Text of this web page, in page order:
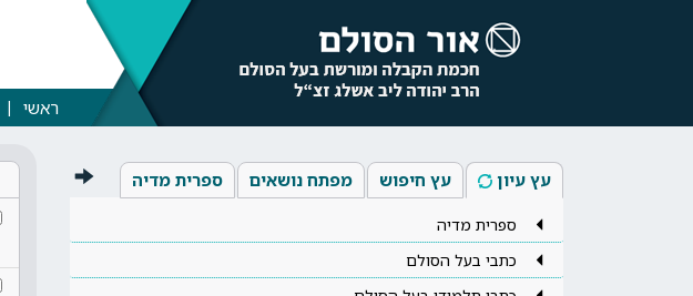
ראשי
עץ עיון עץ חיפוש מפתח נושאים ספרית מדיה
ספרית מדיה
כתבי בעל הסולם